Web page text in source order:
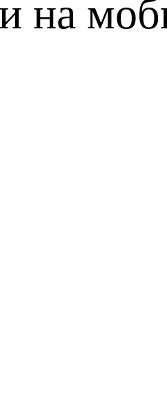
на